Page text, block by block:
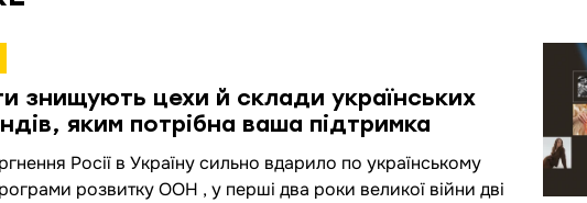
знищують цехи й склади українських
яким потрібна ваша підтримка
Росії в Україну сильно вдарило по українському
розвитку ООН , у перші два роки великої війни дві